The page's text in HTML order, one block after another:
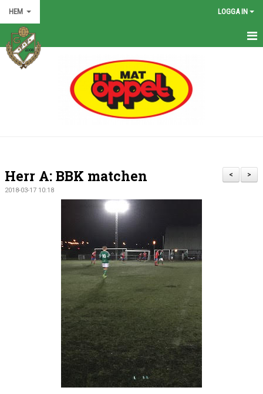
HEM LOGGA IN
HEM
KALENDER
FOTBOLLSSKOLAN 2026
>
<
Herr A: BBK matchen
2018-03-17 10:18